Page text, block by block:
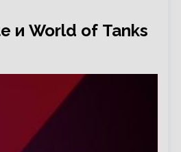
и World of Tanks